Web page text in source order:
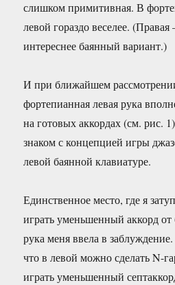
слишком примитивная. В
левой гораздо веселее.
интереснее баянный вариант.)
И при ближайшем
фортепианная левая рука
на готовых аккордах (см. рис.
знаком с концепцией игры
левой баянной клавиатуре.
Единственное место, где я
играть уменьшенный аккорд от
рука меня ввела в
что в левой можно сделать N-
играть уменьшенный